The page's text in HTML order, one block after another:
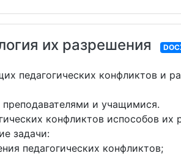
их разрешения
педагогических конфликтов и
и учащимися.
конфликтов испособов их
задачи:
педагогических конфликтов;